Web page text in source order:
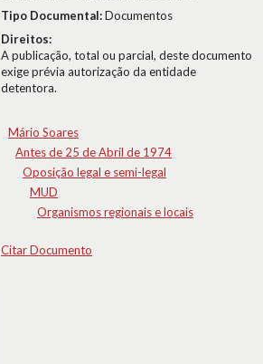
Tipo Documental:Documentos
Direitos:
A publicação, total ou parcial, deste documento
exige prévia autorização da entidade
detentora.
Mário Soares
Antes de 25 de Abril de 1974
Oposição legal e semi-legal
MUD
Organismos regionais e locais
Citar Documento